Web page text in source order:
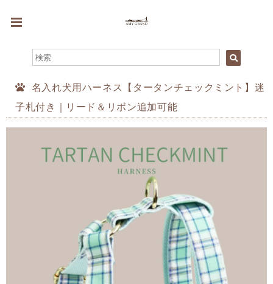
名入れ犬用ハーネス【タータンチェックミント】迷
子札付き｜リード＆リボン追加可能